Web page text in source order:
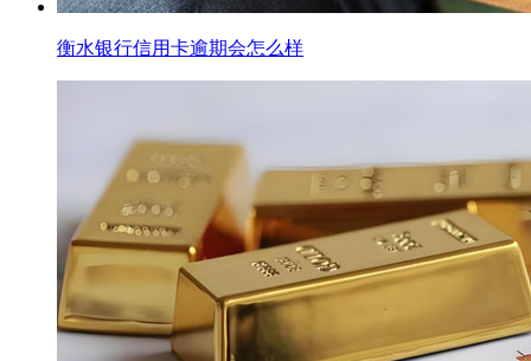
衡水银行信用卡逾期会怎么样